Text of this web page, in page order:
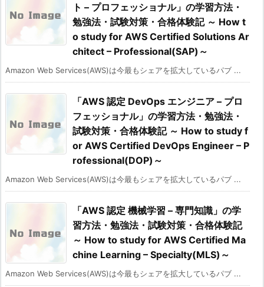
ト – プロフェッショナル」の学習方法・
勉強法・試験対策・合格体験記 ～ How t
o study for AWS Certified Solutions Ar
chitect – Professional(SAP)～
Amazon Web Services(AWS)は今最もシェアを拡大しているパブ ...
「AWS 認定 DevOps エンジニア – プロ
フェッショナル」の学習方法・勉強法・
試験対策・合格体験記 ～ How to study f
or AWS Certified DevOps Engineer – P
rofessional(DOP)～
Amazon Web Services(AWS)は今最もシェアを拡大しているパブ ...
「AWS 認定 機械学習 – 専門知識」の学
習方法・勉強法・試験対策・合格体験記
～ How to study for AWS Certified Ma
chine Learning – Specialty(MLS)～
Amazon Web Services(AWS)は今最もシェアを拡大しているパブ ...